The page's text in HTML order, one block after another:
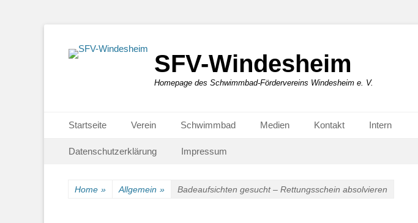
SFV-Windesheim
Homepage des Schwimmbad-Fördervereins Windesheim e. V.
Primäres Menü
Inhalt
Startseite Verein Schwimmbad Medien Kontakt Intern
Sekundär-Menü
Inhalt
Datenschutzerklärung Impressum
Home » Allgemein » Badeaufsichten gesucht – Rettungsschein absolvieren